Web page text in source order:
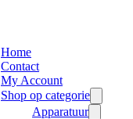
Home
Contact
My Account
Shop op categorie
Apparatuur